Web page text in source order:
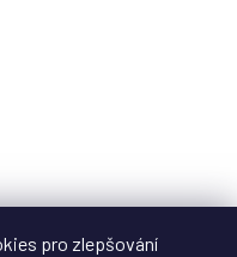
pro zlepšování